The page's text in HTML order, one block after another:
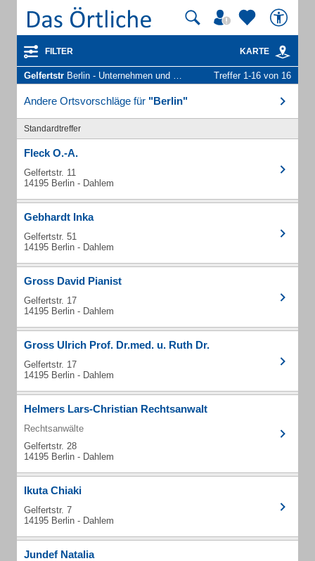
FILTER KARTE
Gelfertstr Berlin - Unternehmen und Personen Treffer 1-16 von 16
Andere Ortsvorschläge für "Berlin"
Standardtreffer
Fleck O.-A.
Gelfertstr. 11
14195 Berlin - Dahlem
Gebhardt Inka
Gelfertstr. 51
14195 Berlin - Dahlem
Gross David Pianist
Gelfertstr. 17
14195 Berlin - Dahlem
Gross Ulrich Prof. Dr.med. u. Ruth Dr.
Gelfertstr. 17
14195 Berlin - Dahlem
Helmers Lars-Christian Rechtsanwalt
Rechtsanwälte
Gelfertstr. 28
14195 Berlin - Dahlem
Ikuta Chiaki
Gelfertstr. 7
14195 Berlin - Dahlem
Jundef Natalia